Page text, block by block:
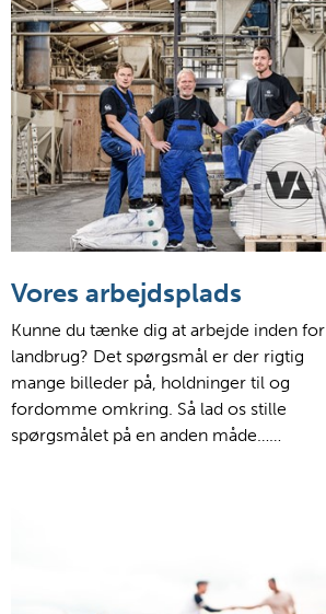
Vores arbejdsplads
Kunne du tænke dig at arbejde inden for
landbrug? Det spørgsmål er der rigtig
mange billeder på, holdninger til og
fordomme omkring. Så lad os stille
spørgsmålet på en anden måde……